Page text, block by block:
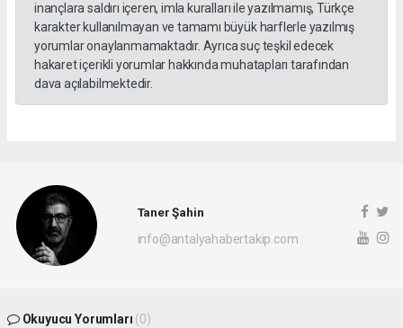
inançlara saldırı içeren, imla kuralları ile yazılmamış, Türkçe
karakter kullanılmayan ve tamamı büyük harflerle yazılmış
yorumlar onaylanmamaktadır. Ayrıca suç teşkil edecek
hakaret içerikli yorumlar hakkında muhatapları tarafından
dava açılabilmektedir.
Taner Şahin
info@antalyahabertakip.com
Okuyucu Yorumları (0)